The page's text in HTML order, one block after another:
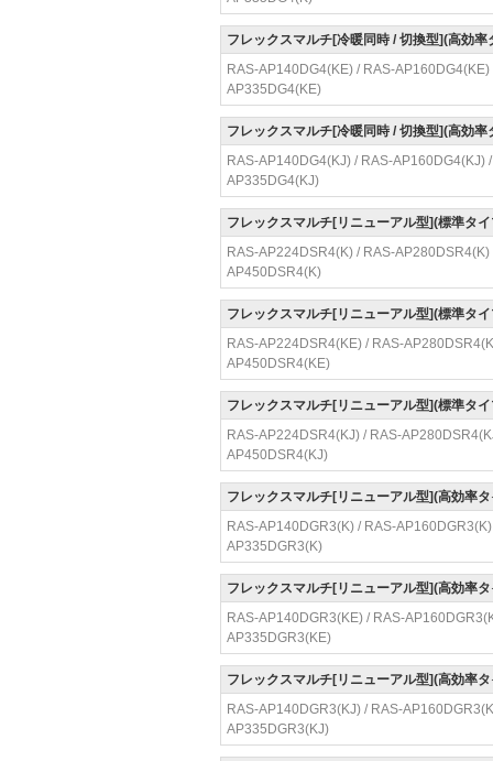
フレックスマルチ[冷暖同時 / 切換型](高効
RAS-AP140DG4(KE) / RAS-
AP335DG4(KE)
フレックスマルチ[冷暖同時 / 切換型](高効
RAS-AP140DG4(KJ) / RAS-
AP335DG4(KJ)
フレックスマルチ[リニューアル型](標準タ
RAS-AP224DSR4(K) / RAS-
AP450DSR4(K)
フレックスマルチ[リニューアル型](標準タ
RAS-AP224DSR4(KE) / RAS-
AP450DSR4(KE)
フレックスマルチ[リニューアル型](標準タ
RAS-AP224DSR4(KJ) / RAS-
AP450DSR4(KJ)
フレックスマルチ[リニューアル型](高効率
RAS-AP140DGR3(K) / RAS-
AP335DGR3(K)
フレックスマルチ[リニューアル型](高効率
RAS-AP140DGR3(KE) / RAS-
AP335DGR3(KE)
フレックスマルチ[リニューアル型](高効率
RAS-AP140DGR3(KJ) / RAS-
AP335DGR3(KJ)